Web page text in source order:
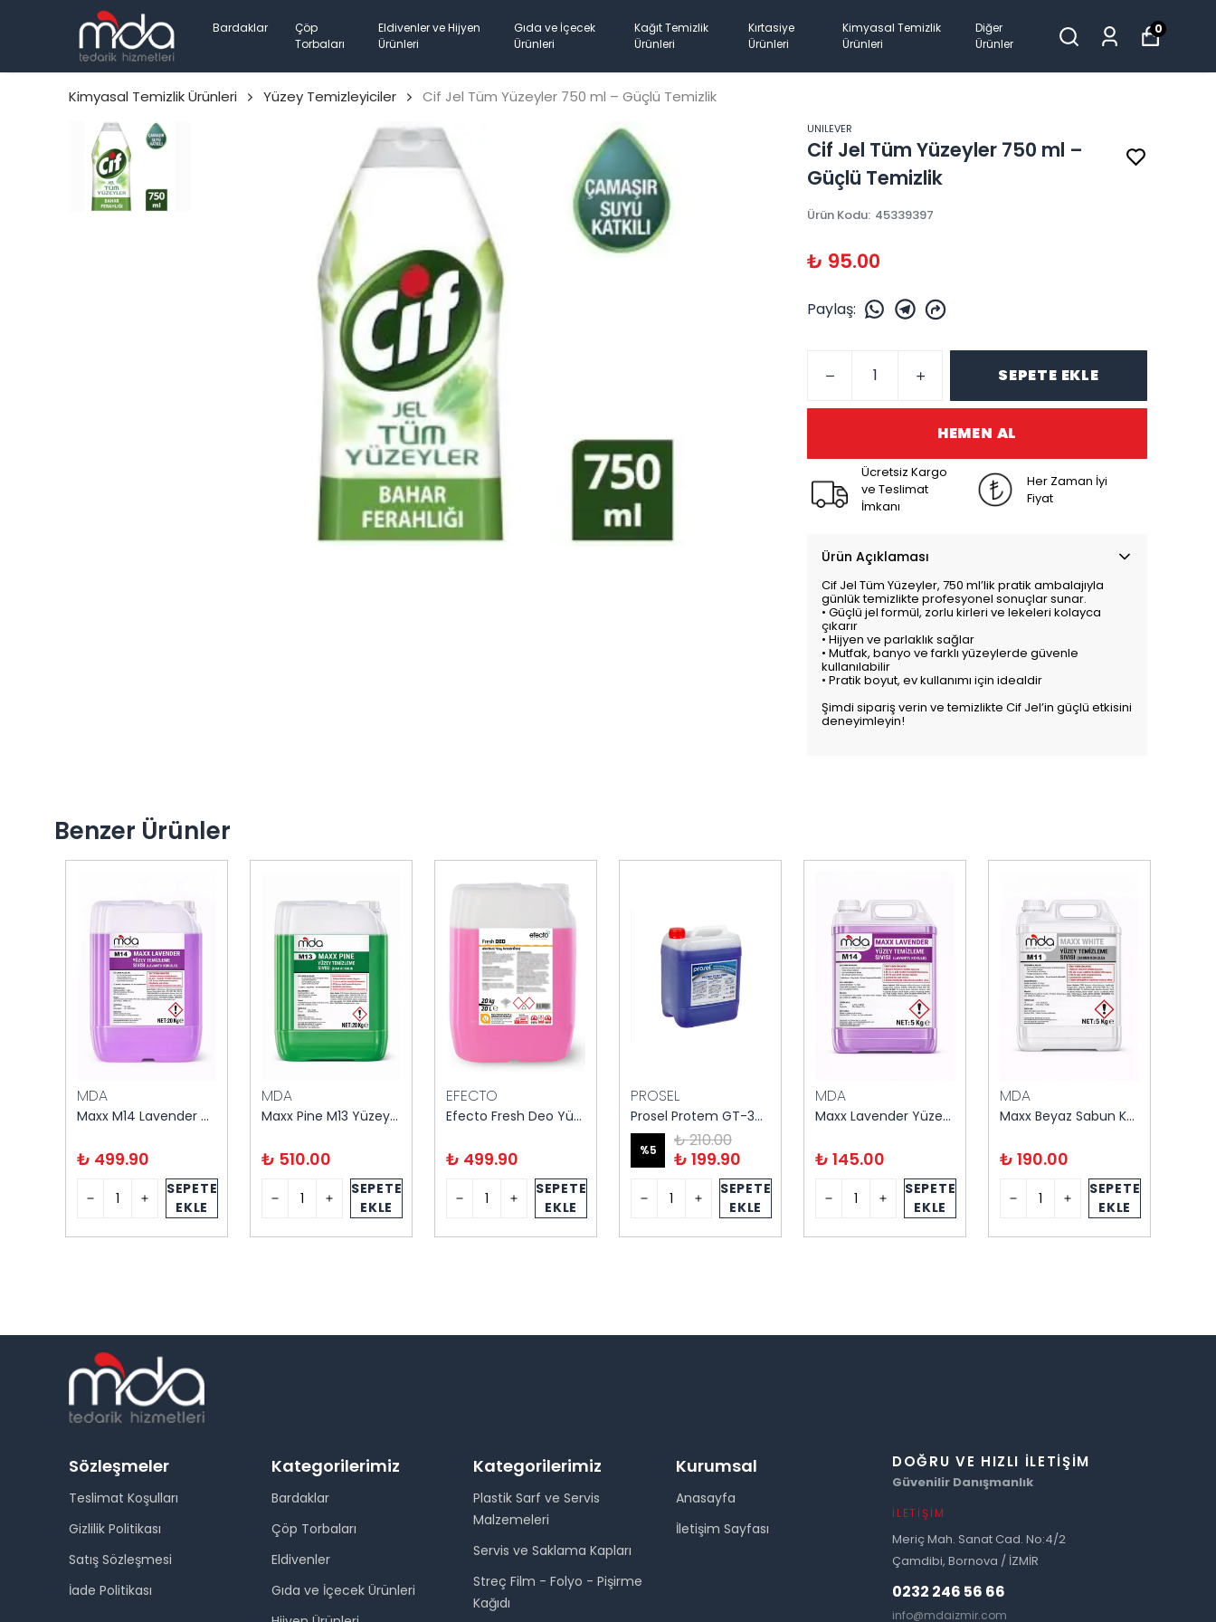
Bardaklar
Çöp
Torbaları
Eldivenler ve Hijyen
Ürünleri
Gıda ve İçecek
Ürünleri
Kağıt Temizlik
Ürünleri
Kırtasiye
Ürünleri
Kimyasal Temizlik
Ürünleri
Diğer
Ürünler
0
Kimyasal Temizlik Ürünleri Yüzey Temizleyiciler Cif Jel Tüm Yüzeyler 750 ml – Güçlü Temizlik
UNILEVER
Cif Jel Tüm Yüzeyler 750 ml –
Güçlü Temizlik
Ürün Kodu: 45339397
₺ 95.00
Paylaş:
SEPETE EKLE
HEMEN AL
Ücretsiz Kargo
ve Teslimat
İmkanı
Her Zaman İyi
Fiyat
Ürün Açıklaması
Cif Jel Tüm Yüzeyler, 750 ml’lik pratik ambalajıyla
günlük temizlikte profesyonel sonuçlar sunar.
• Güçlü jel formül, zorlu kirleri ve lekeleri kolayca
çıkarır
• Hijyen ve parlaklık sağlar
• Mutfak, banyo ve farklı yüzeylerde güvenle
kullanılabilir
• Pratik boyut, ev kullanımı için idealdir
Şimdi sipariş verin ve temizlikte Cif Jel’in güçlü etkisini
deneyimleyin!
Benzer Ürünler
MDA
Maxx M14 Lavender Yüzey Temizleyici 20 kg – Endüstriyel Temizlik
₺ 499.90
SEPETE
EKLE
MDA
Maxx Pine M13 Yüzey Temizleyici 20 kg – Endüstriyel Temizlik
₺ 510.00
SEPETE
EKLE
EFECTO
Efecto Fresh Deo Yüzey Temizleyici 20 kg
₺ 499.90
SEPETE
EKLE
PROSEL
Prosel Protem GT-301 Genel Temizleyici Fresh 5 kg
%5 ₺ 210.00
₺ 199.90
SEPETE
EKLE
MDA
Maxx Lavender Yüzey Temizleyici 5 kg
₺ 145.00
SEPETE
EKLE
MDA
Maxx Beyaz Sabun Kokulu Yüzey Temizleyici 5 kg
₺ 190.00
SEPETE
EKLE
Sözleşmeler
Teslimat Koşulları
Gizlilik Politikası
Satış Sözleşmesi
İade Politikası
Kategorilerimiz
Bardaklar
Çöp Torbaları
Eldivenler
Gıda ve İçecek Ürünleri
Kategorilerimiz
Plastik Sarf ve Servis
Malzemeleri
Servis ve Saklama Kapları
Streç Film - Folyo - Pişirme
Kağıdı
Kurumsal
Anasayfa
İletişim Sayfası
DOĞRU VE HIZLI İLETIŞIM
Güvenilir Danışmanlık
İLETIŞIM
Meriç Mah. Sanat Cad. No:4/2
Çamdibi, Bornova / İZMİR
0232 246 56 66
info@mdaizmir.com